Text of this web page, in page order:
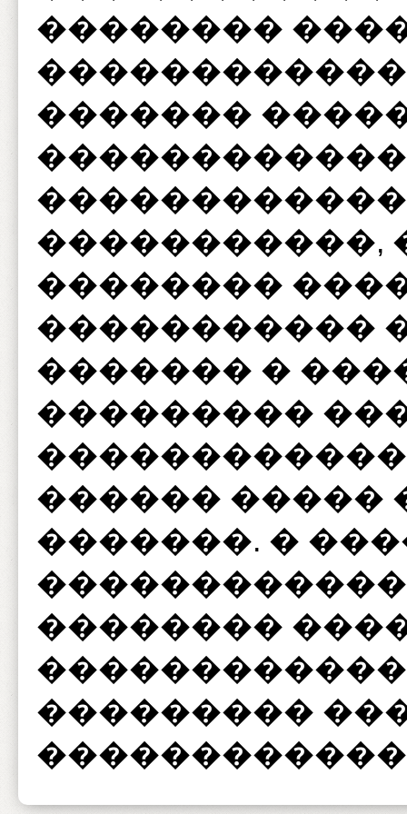
��������
�������
�����������,
��������
�����������
������� �
���������
������ �����
�������. �
��������
���������